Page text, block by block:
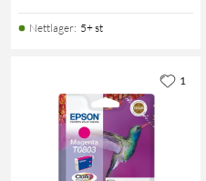
Nettlager: 5+ st
1